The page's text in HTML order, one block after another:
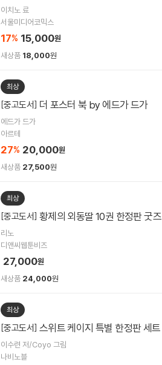
이치노 료
서울미디어코믹스
17% 15,000원
새상품 18,000원
최상
[중고도서] 더 포스터 북 by 에드가 드가
에드가 드가
아르테
27% 20,000원
새상품 27,500원
최상
[중고도서] 황제의 외동딸 10권 한정판 굿즈
리노
디앤씨웹툰비즈
27,000원
새상품 24,000원
최상
[중고도서] 스위트 케이지 특별 한정판 세트
이수련 저/Coyo 그림
나비노블